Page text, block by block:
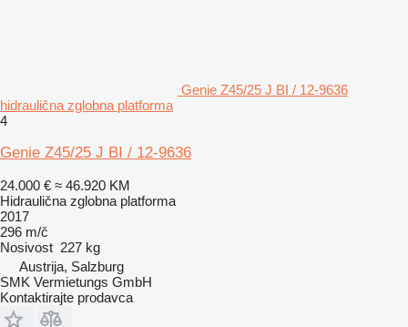
Genie Z45/25 J BI / 12-9636
hidraulična zglobna platforma
4
Genie Z45/25 J BI / 12-9636
24.000 € ≈ 46.920 KM
Hidraulična zglobna platforma
2017
296 m/č
Nosivost 227 kg
Austrija, Salzburg
SMK Vermietungs GmbH
Kontaktirajte prodavca